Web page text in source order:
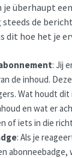
je überhaupt
de
dit hoe het je
: Jij
de inhoud.
Wat houdt dit
en wat er
of iets in die
: Als je
abonneebadge,